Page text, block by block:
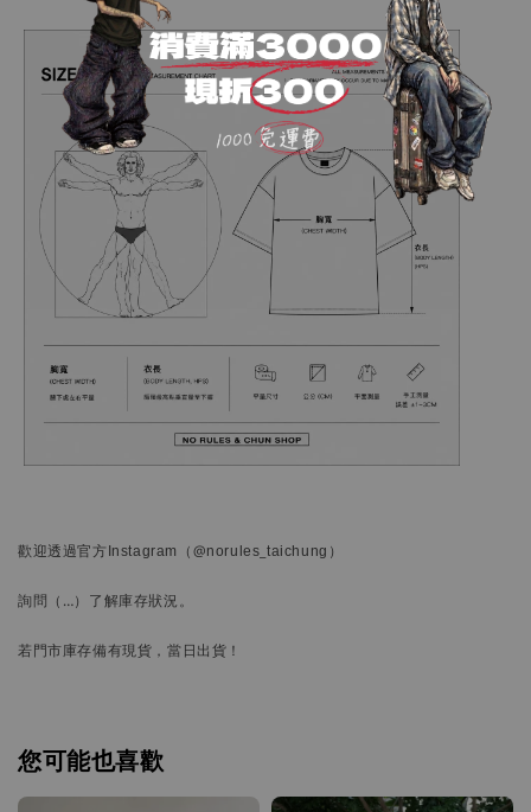
歡迎透過官方Instagram （@norules_taichung）
詢問 （…） 了解庫存狀況。
若門市庫存備有現貨，當日出貨！
您可能也喜歡